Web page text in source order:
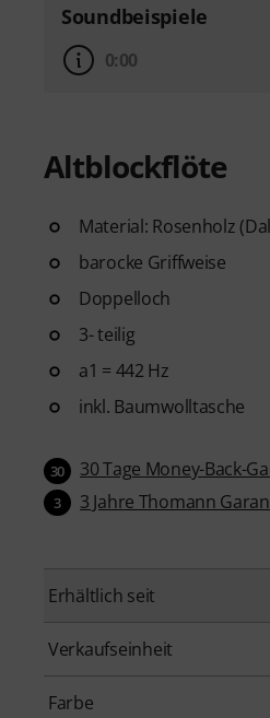
Soundbeispiele
0:00
Altblockflöte
Material: Rosenholz
barocke Griffweise
Doppelloch
3- teilig
a1 = 442 Hz
inkl. Baumwolltasche
30 30 Tage Money-Back-
3 3 Jahre Thomann
Erhältlich seit
Verkaufseinheit
Farbe